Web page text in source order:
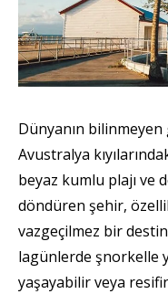
Dünyanın
Avustralya
beyaz kumlu plajı ve
döndüren şehir,
vazgeçilmez bir
lagünlerde şnorkelle
yaşayabilir veya